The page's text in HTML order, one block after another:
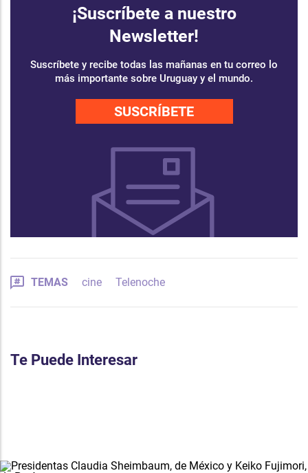
¡Suscríbete a nuestro
Newsletter!
Suscríbete y recibe todas las mañanas en tu correo lo
más importante sobre Uruguay y el mundo.
SUSCRÍBETE
TEMAS cine Telenoche
Te Puede Interesar